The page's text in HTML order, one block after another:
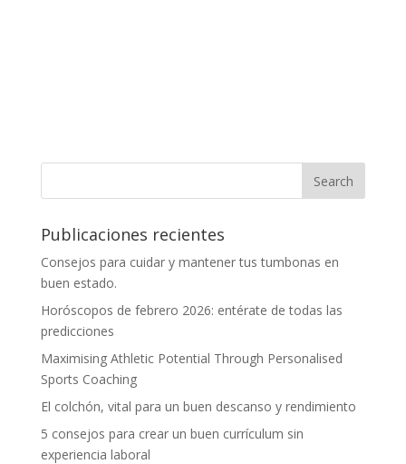
Publicaciones recientes
Consejos para cuidar y mantener tus tumbonas en
buen estado.
Horóscopos de febrero 2026: entérate de todas las
predicciones
Maximising Athletic Potential Through Personalised
Sports Coaching
El colchón, vital para un buen descanso y rendimiento
5 consejos para crear un buen currículum sin
experiencia laboral